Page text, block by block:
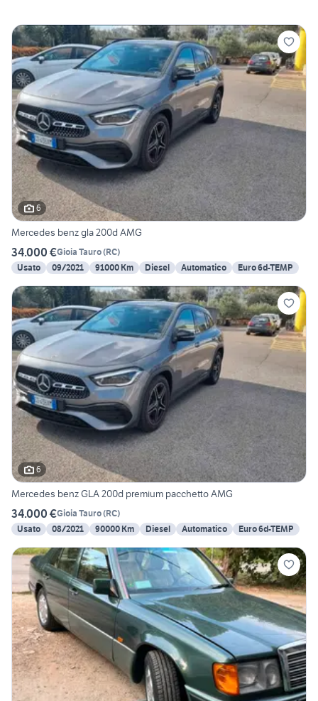
6
Mercedes benz gla 200d AMG
34.000 €Gioia Tauro(RC)
Usato
09/2021 91000 Km Diesel Automatico Euro 6d-TEMP
6
Mercedes benz GLA 200d premium pacchetto AMG
34.000 €Gioia Tauro(RC)
Usato
08/2021 90000 Km Diesel Automatico Euro 6d-TEMP